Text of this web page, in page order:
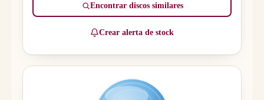
Encontrar discos similares
Crear alerta de stock